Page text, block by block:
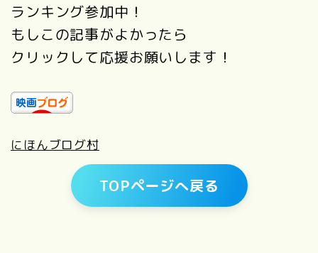
ランキング参加中！
もしこの記事がよかったら
クリックして応援お願いします！
にほんブログ村
TOPページへ戻る